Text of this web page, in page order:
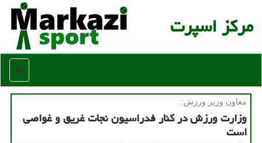
مركز اسپرت
منو
معاون وزیر ورزش:
وزارت ورزش در كنار فدراسیون نجات غریق و غواصی
است